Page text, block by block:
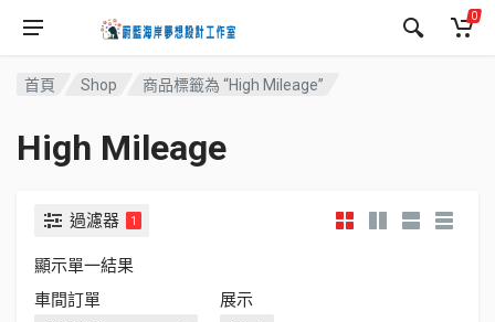
0
首頁 Shop 商品標籤為 “High Mileage”
High Mileage
過濾器 1
顯示單一結果
車間訂單
展示